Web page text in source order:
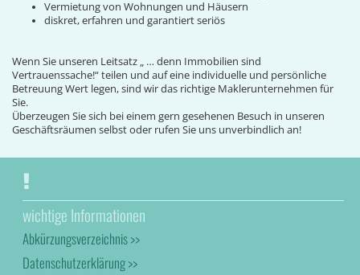
Vermietung von Wohnungen und Häusern
diskret, erfahren und garantiert seriös
Wenn Sie unseren Leitsatz „ … denn Immobilien sind
Vertrauenssache!“ teilen und auf eine individuelle und persönliche
Betreuung Wert legen, sind wir das richtige Maklerunternehmen für
Sie.
Überzeugen Sie sich bei einem gern gesehenen Besuch in unseren
Geschäftsräumen selbst oder rufen Sie uns unverbindlich an!
wichtige Informationen
Abkürzungsverzeichnis >>
Datenschutzerklärung >>